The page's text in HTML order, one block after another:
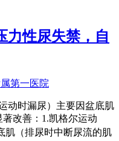
力性尿失禁，自
第一医院
动时漏尿）主要因盆底肌
改善：1.凯格尔运动
肌（排尿时中断尿流的肌